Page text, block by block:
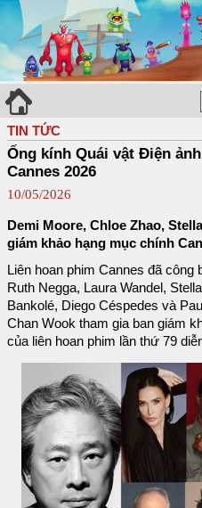
TIN TỨC
Ống kính Quái vật Điện
Cannes 2026
10/05/2026
Demi Moore, Chloe Zhao,
giám khảo hạng mục chính
Liên hoan phim Cannes đã công
Ruth Negga, Laura Wandel,
Bankolé, Diego Céspedes và
Chan Wook tham gia ban giám
của liên hoan phim lần thứ 79